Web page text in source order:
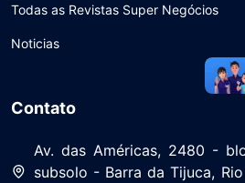
Todas as Revistas Super Negócios
Noticias
Contato
Av. das Américas, 2480 -
subsolo - Barra da Tijuca,